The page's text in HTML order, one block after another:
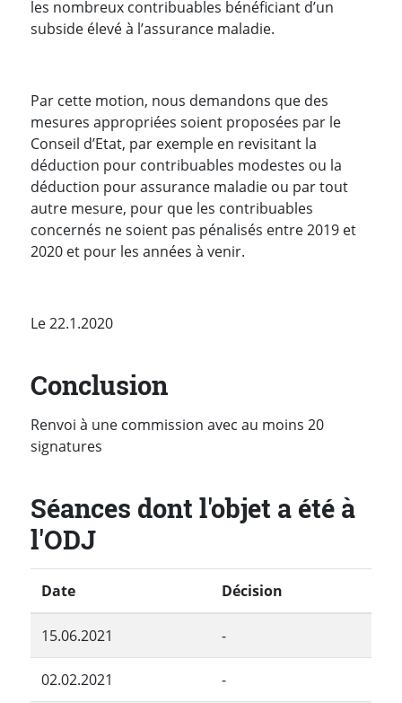
les nombreux contribuables bénéficiant d’un
subside élevé à l’assurance maladie.
Par cette motion, nous demandons que des
mesures appropriées soient proposées par le
Conseil d’Etat, par exemple en revisitant la
déduction pour contribuables modestes ou la
déduction pour assurance maladie ou par tout
autre mesure, pour que les contribuables
concernés ne soient pas pénalisés entre 2019 et
2020 et pour les années à venir.
Le 22.1.2020
Conclusion
Renvoi à une commission avec au moins 20
signatures
Séances dont l'objet a été à
l'ODJ
Date Décision
15.06.2021 -
02.02.2021 -